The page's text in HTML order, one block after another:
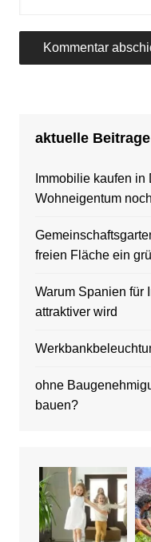
aktuelle Beitrage
Immobilie kaufen
Wohneigentum
freien Fläche ein
Warum Spanien für
attraktiver wird
ohne
bauen?